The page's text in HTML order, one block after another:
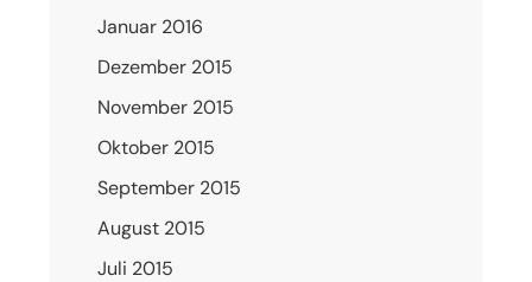
Januar 2016
Dezember 2015
November 2015
Oktober 2015
September 2015
August 2015
Juli 2015